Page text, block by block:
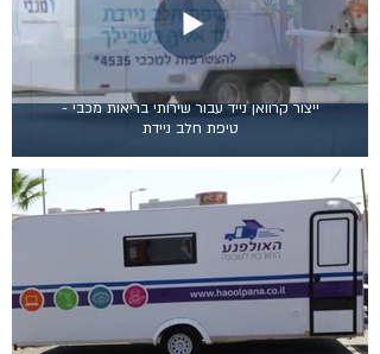
ייצור קרוואן נייד עבור שירותי בריאות מכבי -
טיפת חלב ניידת